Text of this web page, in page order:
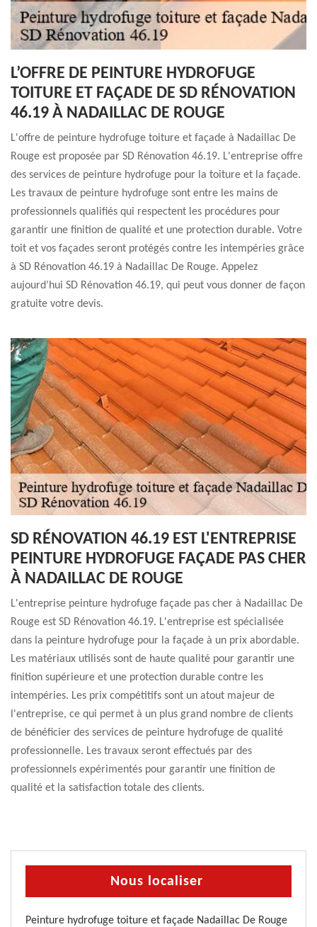
L’OFFRE DE PEINTURE HYDROFUGE
TOITURE ET FAÇADE DE SD RÉNOVATION
46.19 À NADAILLAC DE ROUGE
L'offre de peinture hydrofuge toiture et façade à Nadaillac De
Rouge est proposée par SD Rénovation 46.19. L'entreprise offre
des services de peinture hydrofuge pour la toiture et la façade.
Les travaux de peinture hydrofuge sont entre les mains de
professionnels qualifiés qui respectent les procédures pour
garantir une finition de qualité et une protection durable. Votre
toit et vos façades seront protégés contre les intempéries grâce
à SD Rénovation 46.19 à Nadaillac De Rouge. Appelez
aujourd’hui SD Rénovation 46.19, qui peut vous donner de façon
gratuite votre devis.
SD RÉNOVATION 46.19 EST L'ENTREPRISE
PEINTURE HYDROFUGE FAÇADE PAS CHER
À NADAILLAC DE ROUGE
L'entreprise peinture hydrofuge façade pas cher à Nadaillac De
Rouge est SD Rénovation 46.19. L'entreprise est spécialisée
dans la peinture hydrofuge pour la façade à un prix abordable.
Les matériaux utilisés sont de haute qualité pour garantir une
finition supérieure et une protection durable contre les
intempéries. Les prix compétitifs sont un atout majeur de
l'entreprise, ce qui permet à un plus grand nombre de clients
de bénéficier des services de peinture hydrofuge de qualité
professionnelle. Les travaux seront effectués par des
professionnels expérimentés pour garantir une finition de
qualité et la satisfaction totale des clients.
Nous localiser
Peinture hydrofuge toiture et façade Nadaillac De Rouge